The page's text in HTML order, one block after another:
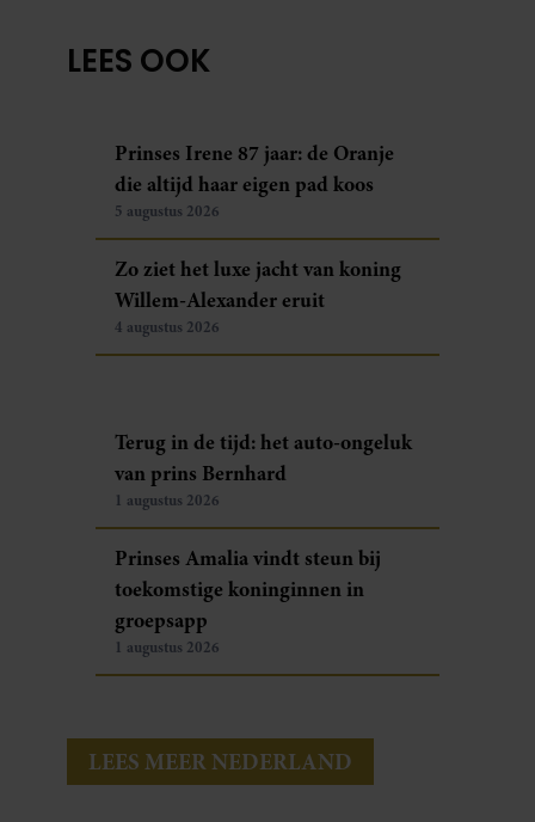
LEES OOK
Prinses Irene 87 jaar: de Oranje
die altijd haar eigen pad koos
5 augustus 2026
Zo ziet het luxe jacht van koning
Willem-Alexander eruit
4 augustus 2026
Terug in de tijd: het auto-ongeluk
van prins Bernhard
1 augustus 2026
Prinses Amalia vindt steun bij
toekomstige koninginnen in
groepsapp
1 augustus 2026
LEES MEER NEDERLAND